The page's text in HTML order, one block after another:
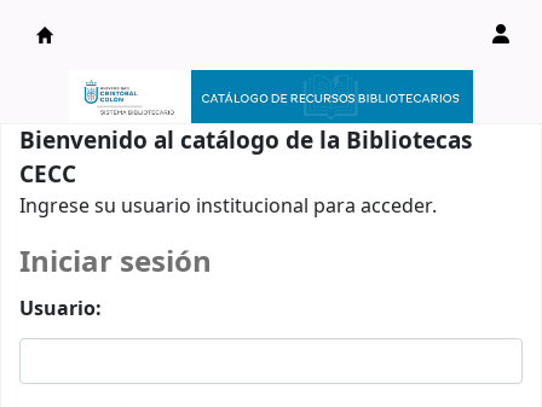
Catálogo en línea
Bienvenido al catálogo de la Bibliotecas
CECC
Ingrese su usuario institucional para acceder.
Iniciar sesión
Usuario: